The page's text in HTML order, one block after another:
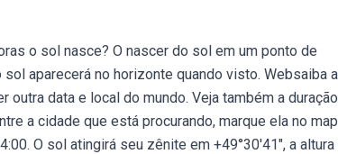
o sol nasce? O nascer do sol em um ponto de
aparecerá no horizonte quando visto. Websaiba
data e local do mundo. Veja também a
a cidade que está procurando, marque ela no
O sol atingirá seu zênite em +49°30′41″, a altura